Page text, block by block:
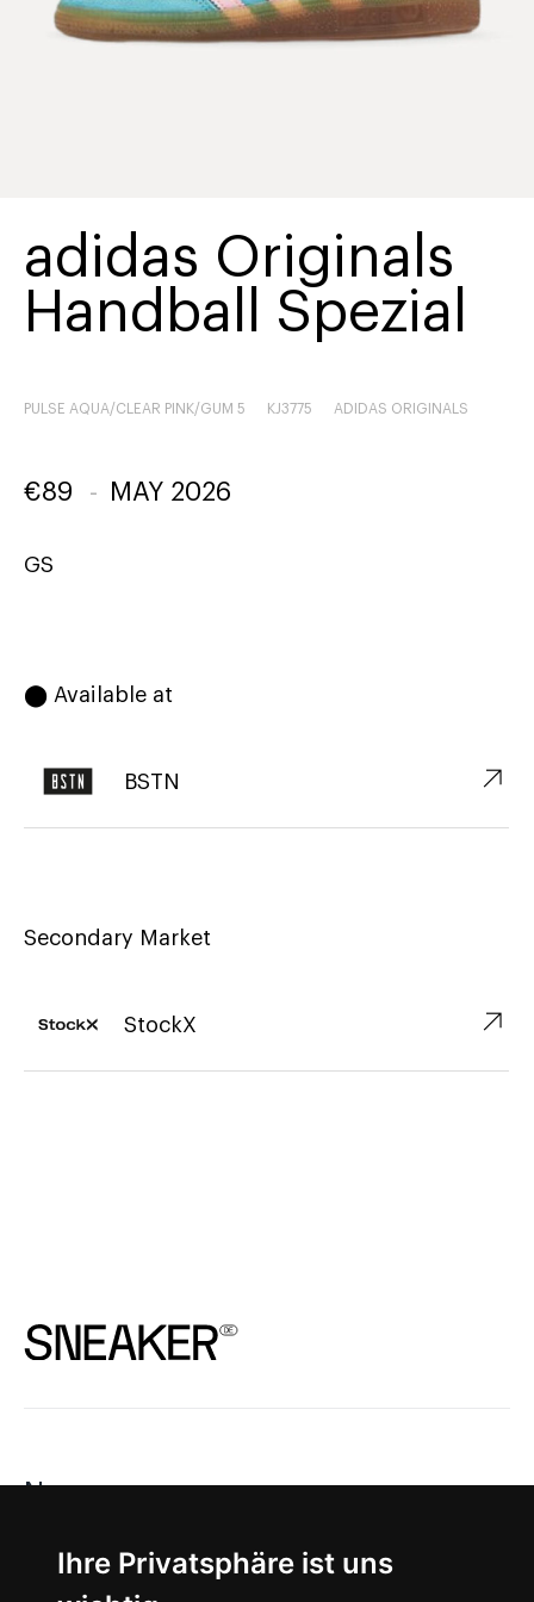
Ihre Privatsphäre ist uns
adidas Originals
Handball Spezial
PULSE AQUA/CLEAR PINK/GUM 5 KJ3775 ADIDAS ORIGINALS
€89 - MAY 2026
GS
⬤ Available at
BSTN ↗︎
Secondary Market
StockX ↗︎
News
About